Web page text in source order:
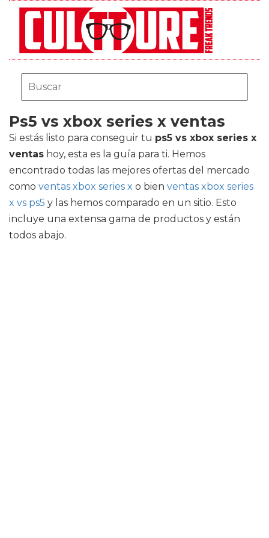
Ps5 vs xbox series x ventas
Si estás listo para conseguir tu ps5 vs xbox series x
ventas hoy, esta es la guía para ti. Hemos
encontrado todas las mejores ofertas del mercado
como ventas xbox series x o bien ventas xbox series
x vs ps5 y las hemos comparado en un sitio. Esto
incluye una extensa gama de productos y están
todos abajo.